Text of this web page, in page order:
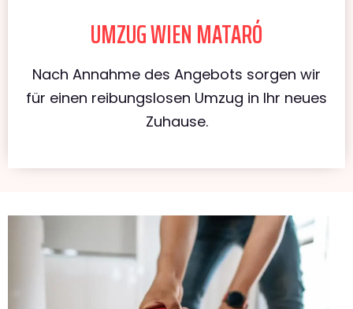
UMZUG WIEN MATARÓ
Nach Annahme des Angebots sorgen wir
für einen reibungslosen Umzug in Ihr neues
Zuhause.